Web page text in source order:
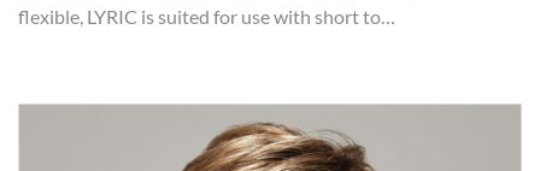
flexible, LYRIC is suited for use with short to…